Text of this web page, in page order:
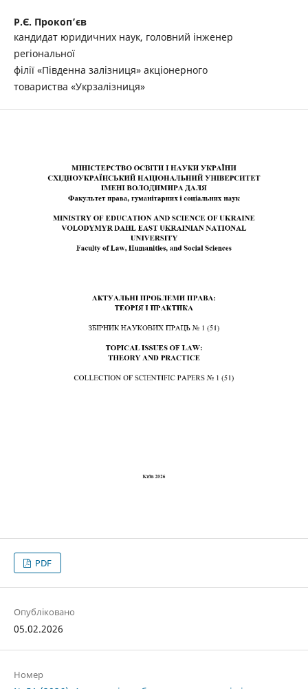
Р.Є. Прокоп’єв
кандидат юридичних наук, головний інженер
регіональної
філії «Південна залізниця» акціонерного
товариства «Укрзалізниця»
PDF
Опубліковано
05.02.2026
Номер